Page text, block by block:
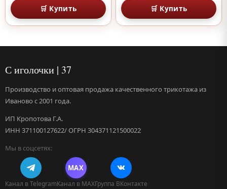
🛒 Купить 🛒 Купить
С иголочки | 37
Производство и оптовая продажа качественного трикотажа из
Иваново с 2001 года.
ИП Кропотова Г.А.
ИНН 371100127622/ ОГРН 304371121500022
Мы в соцсетях:
Канал в Telegram
MAX
Канал в MAXГруппа ВКонтакте